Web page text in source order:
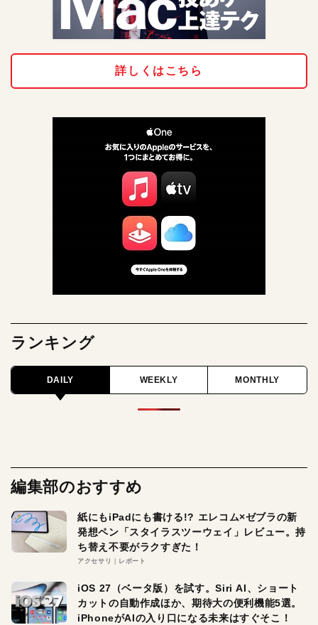
詳しくはこちら
ランキング
DAILY WEEKLY MONTHLY
編集部のおすすめ
紙にもiPadにも書ける!? エレコム×ゼブラの新
発想ペン「スタイラスツーウェイ」レビュー。持
ち替え不要がラクすぎた！
アクセサリ レポート
iOS 27（ベータ版）を試す。Siri AI、ショート
カットの自動作成ほか、期待大の便利機能5選。
iPhoneがAIの入り口になる未来はすぐそこ！